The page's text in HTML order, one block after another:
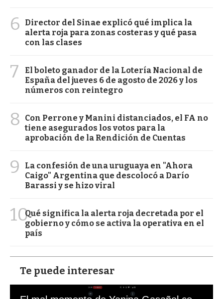
6
Director del Sinae explicó qué implica la
alerta roja para zonas costeras y qué pasa
con las clases
7
El boleto ganador de la Lotería Nacional de
España del jueves 6 de agosto de 2026 y los
números con reintegro
8
Con Perrone y Manini distanciados, el FA no
tiene asegurados los votos para la
aprobación de la Rendición de Cuentas
9
La confesión de una uruguaya en "Ahora
Caigo" Argentina que descolocó a Darío
Barassi y se hizo viral
10Qué significa la alerta roja decretada por el
gobierno y cómo se activa la operativa en el
país
Te puede interesar